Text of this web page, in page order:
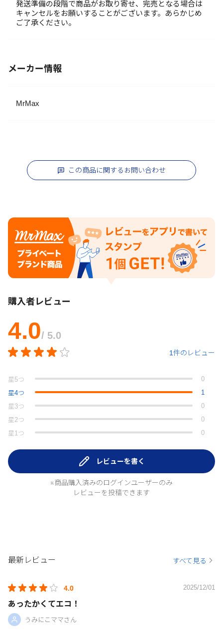
発送準備の段階で商品がお取り寄せ、完売となる場合は
キャンセルをお願いすることがございます。あらかじめ
ご了承ください。
メーカー情報
MrMax
この商品に関するお問い合わせ
購入者レビュー
4.0/ 5.0
1件のレビュー
星 5つ
0
星4つ
1
星 3つ
0
星 2つ
0
星 1 つ 0
レビューを書く
※商品購入済みのログインユーザーのみ
レビューを投稿できます
最新レビュー すべて見る
4.0 2025/12/01
あったかくてエコ！
うみにこママさん